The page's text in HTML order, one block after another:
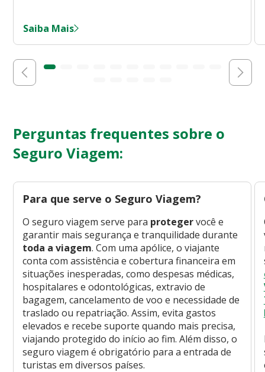
Saiba Mais
Perguntas frequentes sobre o
Seguro Viagem:
Para que serve o Seguro Viagem?
O seguro viagem serve para protegervocê e
garantir mais segurança e tranquilidade durante
toda a viagem. Com uma apólice, o viajante
conta com assistência e cobertura financeira em
situações inesperadas, como despesas médicas,
hospitalares e odontológicas, extravio de
bagagem, cancelamento de voo e necessidade de
traslado ou repatriação. Assim, evita gastos
elevados e recebe suporte quando mais precisa,
viajando protegido do início ao fim. Além disso, o
seguro viagem é obrigatório para a entrada de
turistas em diversos países.